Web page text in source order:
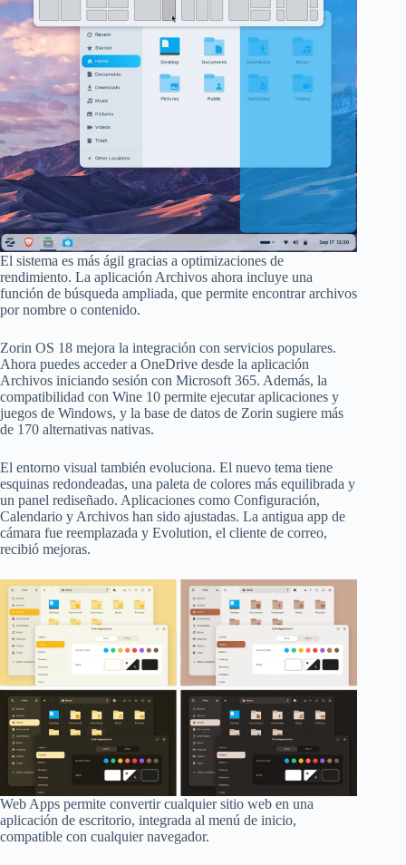
El sistema es más ágil gracias a optimizaciones de
rendimiento. La aplicación Archivos ahora incluye una
función de búsqueda ampliada, que permite encontrar archivos
por nombre o contenido.
Zorin OS 18 mejora la integración con servicios populares.
Ahora puedes acceder a OneDrive desde la aplicación
Archivos iniciando sesión con Microsoft 365. Además, la
compatibilidad con Wine 10 permite ejecutar aplicaciones y
juegos de Windows, y la base de datos de Zorin sugiere más
de 170 alternativas nativas.
El entorno visual también evoluciona. El nuevo tema tiene
esquinas redondeadas, una paleta de colores más equilibrada y
un panel rediseñado. Aplicaciones como Configuración,
Calendario y Archivos han sido ajustadas. La antigua app de
cámara fue reemplazada y Evolution, el cliente de correo,
recibió mejoras.
Web Apps permite convertir cualquier sitio web en una
aplicación de escritorio, integrada al menú de inicio,
compatible con cualquier navegador.